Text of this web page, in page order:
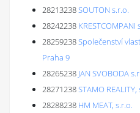
28213238SOUTON s.r.o.
28242238 KRESTCOMPANI
28259238Společenství
Praha 9
28265238 JAN SVOBODA
28271238STAMO REALITY,
28288238 HM MEAT, s.r.o.